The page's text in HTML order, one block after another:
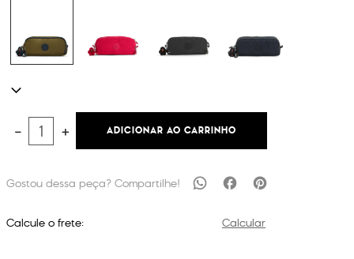
＋
－ ADICIONAR AO CARRINHO
Calcule o frete: Calcular